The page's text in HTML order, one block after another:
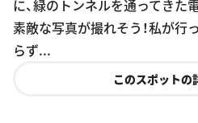
素敵な写真が撮れそう！私が行
らず...